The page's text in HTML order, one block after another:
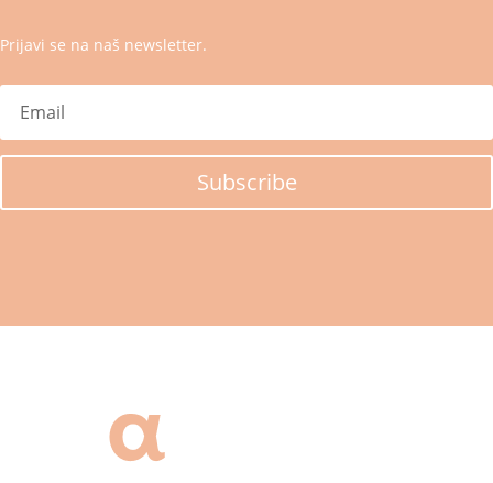
Prijavi se na naš newsletter.
Subscribe